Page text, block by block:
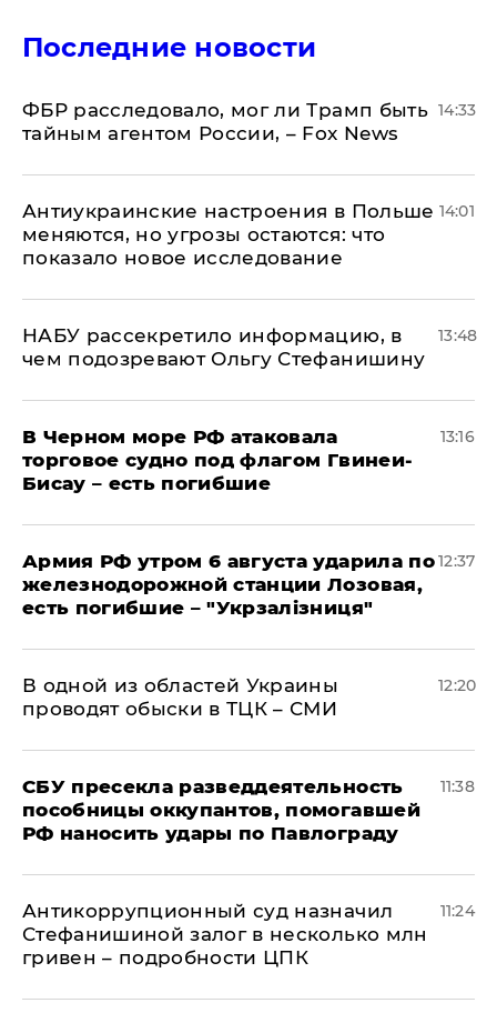
Последние новости
ФБР расследовало, мог ли Трамп быть
тайным агентом России, – Fox News
14:33
Антиукраинские настроения в Польше
меняются, но угрозы остаются: что
показало новое исследование
14:01
НАБУ рассекретило информацию, в
чем подозревают Ольгу Стефанишину
13:48
В Черном море РФ атаковала
торговое судно под флагом Гвинеи-
Бисау – есть погибшие
13:16
Армия РФ утром 6 августа ударила по
железнодорожной станции Лозовая,
есть погибшие – "Укрзалізниця"
12:37
В одной из областей Украины
проводят обыски в ТЦК – СМИ
12:20
СБУ пресекла разведдеятельность
пособницы оккупантов, помогавшей
РФ наносить удары по Павлограду
11:38
Антикоррупционный суд назначил
Стефанишиной залог в несколько млн
гривен – подробности ЦПК
11:24